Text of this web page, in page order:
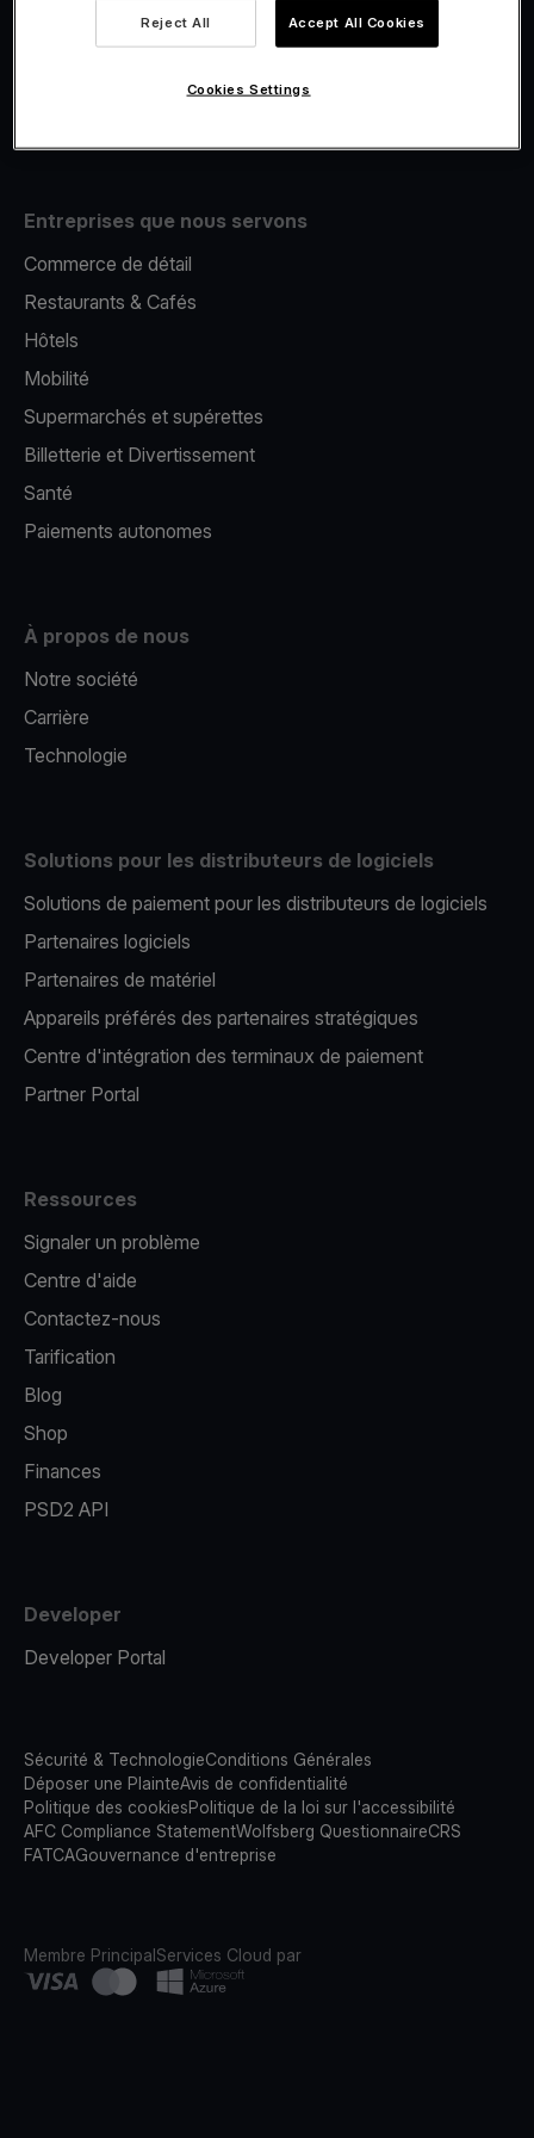
E-Reporting
Entreprises que nous servons
Commerce de détail
Restaurants & Cafés
Hôtels
Mobilité
Supermarchés et supérettes
Billetterie et Divertissement
Santé
Paiements autonomes
À propos de nous
Notre société
Carrière
Technologie
Solutions pour les distributeurs de logiciels
Solutions de paiement pour les distributeurs de logiciels
Partenaires logiciels
Partenaires de matériel
Appareils préférés des partenaires stratégiques
Centre d'intégration des terminaux de paiement
Partner Portal
Ressources
Signaler un problème
Centre d'aide
Contactez-nous
Tarification
Blog
Shop
Finances
PSD2 API
Developer
Developer Portal
Sécurité & TechnologieConditions Générales
Déposer une PlainteAvis de confidentialité
Politique des cookiesPolitique de la loi sur l'accessibilité
AFC Compliance StatementWolfsberg QuestionnaireCRS
FATCAGouvernance d'entreprise
Membre PrincipalServices Cloud par
Reject All Accept All Cookies
Cookies Settings